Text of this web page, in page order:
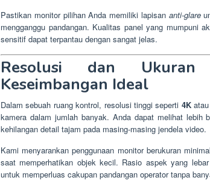
Pastikan monitor pilihan Anda memiliki lapisan anti-glare
mengganggu pandangan. Kualitas panel yang mumpuni
sensitif dapat terpantau dengan sangat jelas.
Resolusi dan Ukuran
Keseimbangan Ideal
Dalam sebuah ruang kontrol, resolusi tinggi seperti 4Katau
kamera dalam jumlah banyak. Anda dapat melihat lebih
kehilangan detail tajam pada masing-masing jendela video.
Kami menyarankan penggunaan monitor berukuran
saat memperhatikan objek kecil. Rasio aspek yang
untuk memperluas cakupan pandangan operator tanpa